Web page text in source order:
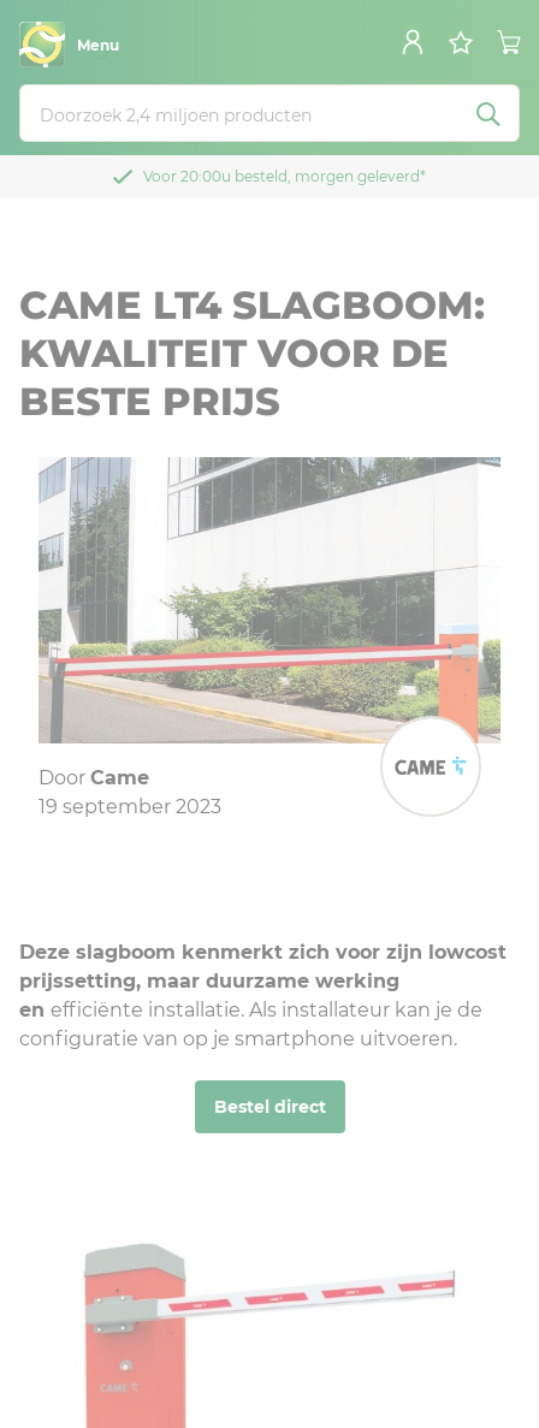
Voor 20:00u besteld, morgen geleverd*
Menu
CAME LT4 SLAGBOOM:
KWALITEIT VOOR DE
BESTE PRIJS
Door Came
19 september 2023
Deze slagboom kenmerkt zich voor zijn lowcost
prijssetting, maar duurzame werking
en efficiënte installatie. Als installateur kan je de
configuratie van op je smartphone uitvoeren.
Bestel direct